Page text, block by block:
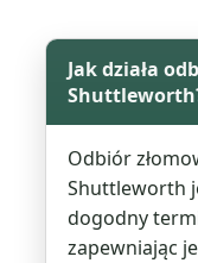
Jak działa
Odbiór
Shuttleworth
dogodny
zapewniając